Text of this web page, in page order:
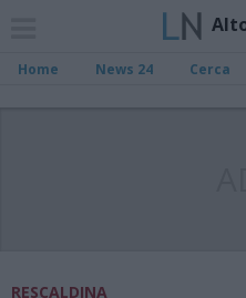
Home News 24 Cerca
RESCALDINA